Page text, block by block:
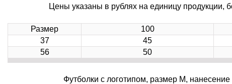
Цены указаны в рублях на единицу продукции,
Размер 100
37
45
56
50
Футболки с логотипом, размер M,